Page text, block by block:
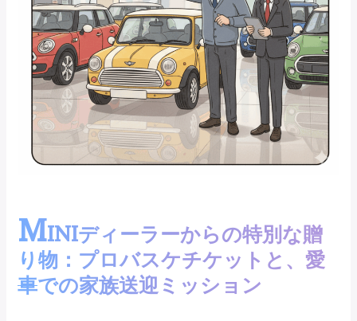
MINIディーラーからの特別な贈
り物：プロバスケチケットと、愛
車での家族送迎ミッション